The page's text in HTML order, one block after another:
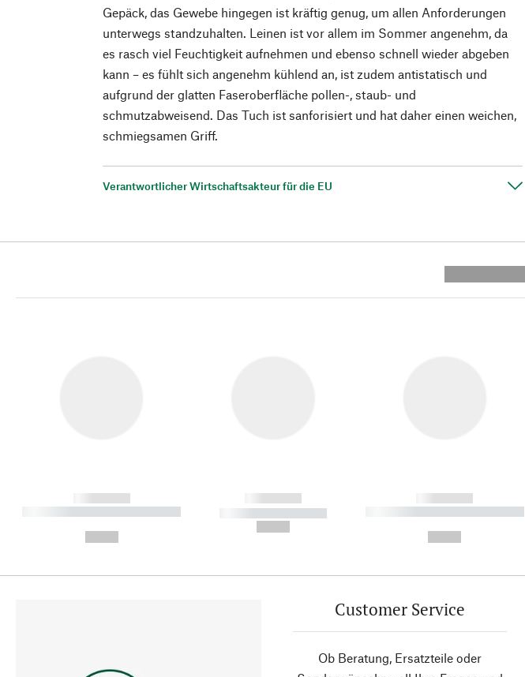
Gepäck, das Gewebe hingegen ist kräftig genug, um allen Anforderungen
unterwegs standzuhalten. Leinen ist vor allem im Sommer angenehm, da
es rasch viel Feuchtigkeit aufnehmen und ebenso schnell wieder abgeben
kann – es fühlt sich angenehm kühlend an, ist zudem antistatisch und
aufgrund der glatten Faseroberfläche pollen-, staub- und
schmutzabweisend. Das Tuch ist sanforisiert und hat daher einen weichen,
schmiegsamen Griff.
Verantwortlicher Wirtschaftsakteur für die EU
------------
----------- ----------- ----------
------------
----------- -----------
------------
----------- ----------- ----------
Customer Service
Ob Beratung, Ersatzteile oder